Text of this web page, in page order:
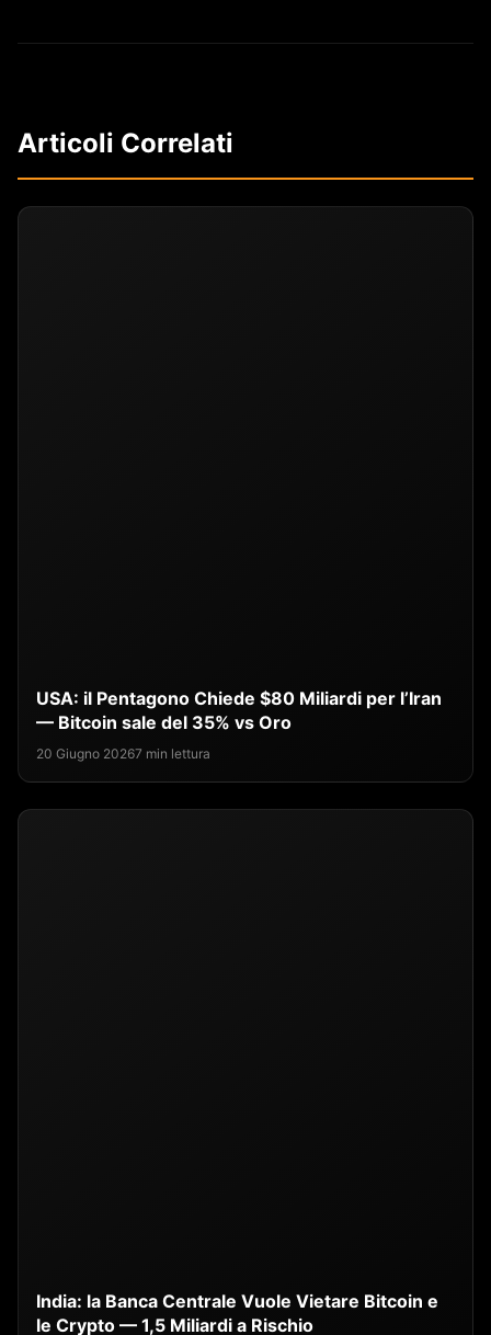
Articoli Correlati
USA: il Pentagono Chiede $80 Miliardi per l’Iran
— Bitcoin sale del 35% vs Oro
20 Giugno 20267 min lettura
India: la Banca Centrale Vuole Vietare Bitcoin e
le Crypto — 1,5 Miliardi a Rischio